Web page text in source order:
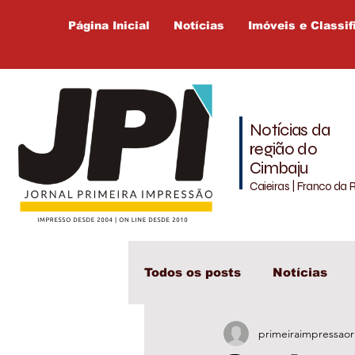
Página Inicial Notícias Imóveis e
Notícias da
região do
Cimbaju
Caieiras | Franco da
Todos os posts Notícias
Cajamar Cimbaju
primeiraimpressaor